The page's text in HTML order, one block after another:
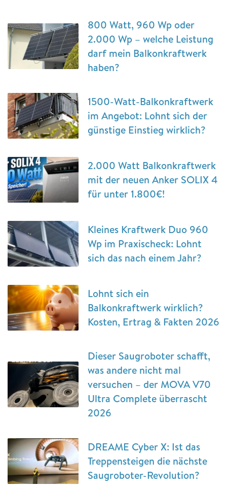
800 Watt, 960 Wp oder
2.000 Wp – welche Leistung
darf mein Balkonkraftwerk
haben?
1500-Watt-Balkonkraftwerk
im Angebot: Lohnt sich der
günstige Einstieg wirklich?
2.000 Watt Balkonkraftwerk
mit der neuen Anker SOLIX 4
für unter 1.800€!
Kleines Kraftwerk Duo 960
Wp im Praxischeck: Lohnt
sich das nach einem Jahr?
Lohnt sich ein
Balkonkraftwerk wirklich?
Kosten, Ertrag & Fakten 2026
Dieser Saugroboter schafft,
was andere nicht mal
versuchen – der MOVA V70
Ultra Complete überrascht
2026
DREAME Cyber X: Ist das
Treppensteigen die nächste
Saugroboter-Revolution?